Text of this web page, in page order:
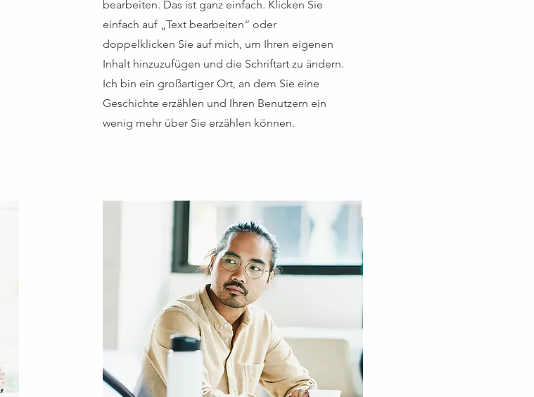
bearbeiten. Das ist ganz einfach. Klicken Sie
einfach auf „Text bearbeiten“ oder
doppelklicken Sie auf mich, um Ihren eigenen
Inhalt hinzuzufügen und die Schriftart zu ändern.
Ich bin ein großartiger Ort, an dem Sie eine
Geschichte erzählen und Ihren Benutzern ein
wenig mehr über Sie erzählen können.